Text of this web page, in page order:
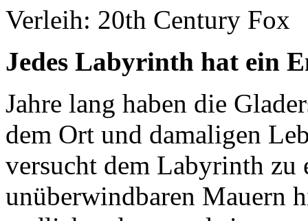
Verleih: 20th Century Fox
Jedes Labyrinth hat ein
Jahre lang haben die
dem Ort und damaligen
versucht dem Labyrinth zu
unüberwindbaren Mauern